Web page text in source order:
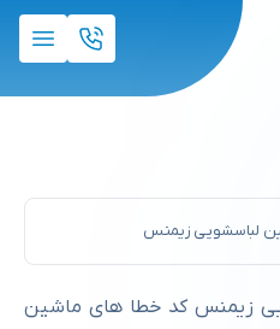
لباسشویی زیمنس
زیمنس کد خطا های ماشین